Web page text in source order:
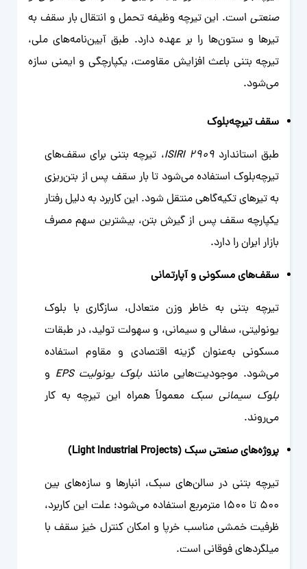
صنعتی است. این تیرچه وظیفه تحمل و انتقال بار سقف به
تیرها و ستون‌ها را بر عهده دارد. طبق آیین‌نامه‌های ملی،
تیرچه بتنی باعث افزایش مقاومت، یکپارچگی و ایمنی سازه
می‌شود.
سقف تیرچه‌بلوک
طبق استانداردISIRI 2909، تیرچه بتنی برای سقف‌های
تیرچه‌بلوک استفاده می‌شود تا بار سقف پس از بتن‌ریزی
به تیرهای تکیه‌گاهی منتقل شود. این کاربرد به دلیل رفتار
یکپارچه سقف پس از گیرش بتن، بیشترین سهم مصرف
بازار ایران را دارد.
سقف‌های مسکونی و آپارتمانی
تیرچه بتنی به خاطر وزن متعادل، سازگاری با بلوک
یونولیتی، سفالی و سیمانی، و سهولت تولید، در طبقات
مسکونی به‌عنوان گزینه اقتصادی و مقاوم استفاده
می‌شود. موجودیت‌هایی مانند بلوک یونولیت EPS
و
بلوک سیمانی سبک معمولاً همراه این تیرچه به کار
می‌روند.
پروژه‌های صنعتی سبک (Light Industrial Projects)
تیرچه بتنی در سالن‌های سبک، انبارها و سازه‌های بین
۵۰۰ تا ۱۵۰۰ مترمربع استفاده می‌شود؛ علت این کاربرد،
ظرفیت خمشی مناسب خرپا و امکان کنترل خیز سقف با
میلگردهای فوقانی است.